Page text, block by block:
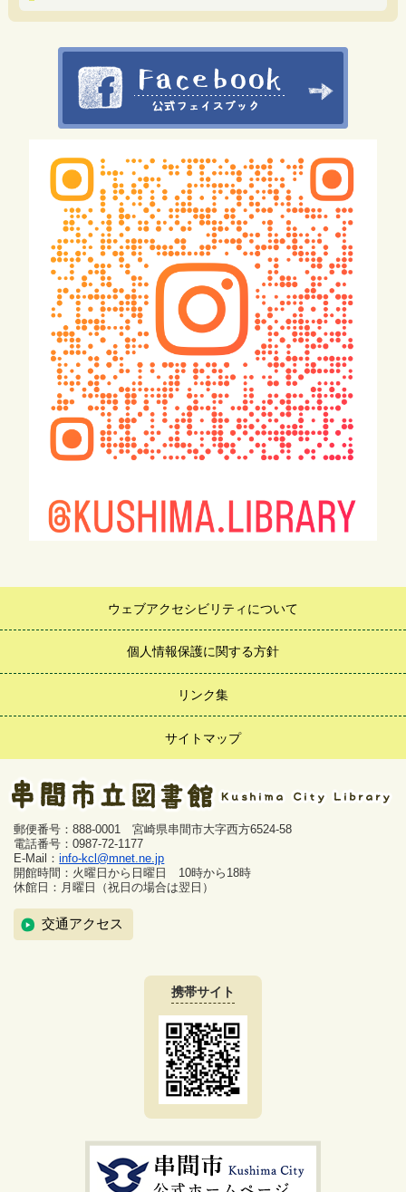
ウェブアクセシビリティについて
個人情報保護に関する方針
リンク集
サイトマップ
郵便番号：888-0001 宮崎県串間市大字西方6524-58
電話番号：0987-72-1177
E-Mail：info-kcl@mnet.ne.jp
開館時間：火曜日から日曜日 10時から18時
休館日：月曜日（祝日の場合は翌日）
交通アクセス
携帯サイト